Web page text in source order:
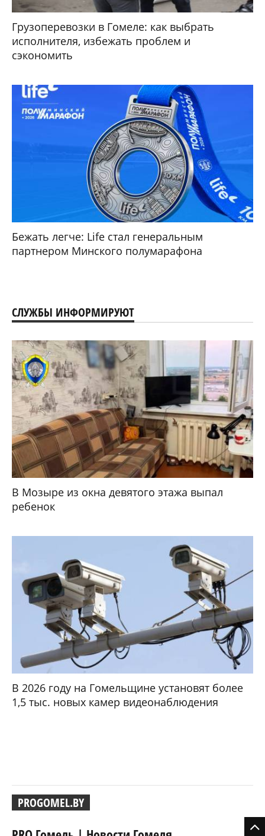
Грузоперевозки в Гомеле: как выбрать
исполнителя, избежать проблем и
сэкономить
Бежать легче: Life стал генеральным
партнером Минского полумарафона
СЛУЖБЫ ИНФОРМИРУЮТ
В Мозыре из окна девятого этажа выпал
ребенок
В 2026 году на Гомельщине установят более
1,5 тыс. новых камер видеонаблюдения
PROGOMEL.BY